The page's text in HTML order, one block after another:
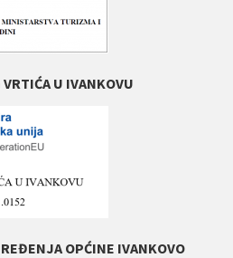
U IVANKOVU
OPĆINE IVANKOVO